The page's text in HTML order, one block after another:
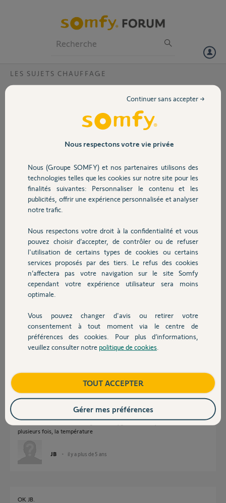
Volet
Sécurité
Domotique
Chauffage
Autres produits
Devis avec un pro
Contact
LES SUJETS CHAUFFAGE
Thermostat sans fil: erreur température et
Que faire quand le thermostat Somfy sans fil mesure des
températures et hygrométrie fausses ?
JB
il y a plus de 5 ans
Participer au fil de discussion
Réponses
Bonsoir JB
https://forum.somfy.fr/questions/2500095-reset-thermostat-connecte-
JACKY M. il y a plus de 5 ans
Bonsoir Jacky
Le problème ne semble pas similaire
Mon thermostat minore largement l’hygrométrie et , c’est arrivé
plusieurs fois, la température
JB il y a plus de 5 ans
OK JB.
Nous respectons votre vie privée
Nous (Groupe SOMFY) et nos partenaires utilisons des
technologies telles que les cookies sur notre site pour les
finalités suivantes: Personnaliser le contenu et les
publicités, offrir une expérience personnalisée et analyser
notre trafic.
Nous respectons votre droit à la confidentialité et vous
pouvez choisir d’accepter, de contrôler ou de refuser
l'utilisation de certains types de cookies ou certains
services proposés par des tiers. Le refus des cookies
n’affectera pas votre navigation sur le site Somfy
cependant votre expérience utilisateur sera moins
optimale.
Vous pouvez changer d'avis ou retirer votre
consentement à tout moment via le centre de
préférences des cookies. Pour plus d’informations,
veuillez consulter notre politique de cookies
Continuer sans accepter →
TOUT ACCEPTER
Gérer mes préférences